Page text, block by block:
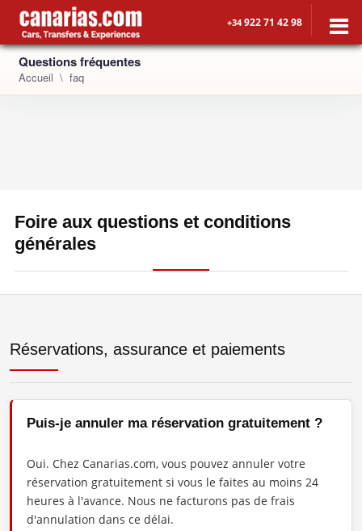
+34922 71 42 98
Questions fréquentes
Accueil faq
Foire aux questions et conditions
générales
Réservations, assurance et paiements
Puis-je annuler ma réservation gratuitement ?
Oui. Chez Canarias.com, vous pouvez annuler votre
réservation gratuitement si vous le faites au moins 24
heures à l'avance. Nous ne facturons pas de frais
d'annulation dans ce délai.